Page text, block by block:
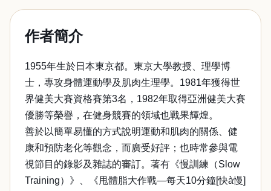
作者簡介
1955年生於日本東京都。東京大學教授、理學博
士，專攻身體運動學及肌肉生理學。1981年獲得世
界健美大賽資格賽第3名，1982年取得亞洲健美大賽
優勝等榮譽，在健身競賽的領域也戰果輝煌。
善於以簡單易懂的方式說明運動和肌肉的關係、健
康和預防老化等觀念，而廣受好評；也時常參與電
視節目的錄影及雜誌的審訂。著有《慢訓練（Slow
Training）》、《甩體脂大作戰—每天10分鐘[快à慢]